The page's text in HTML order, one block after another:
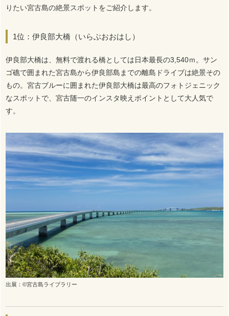
りたい宮古島の絶景スポットをご紹介します。
1位：伊良部大橋（いらぶおおはし）
伊良部大橋は、無料で渡れる橋としては日本最長の3,540ｍ。サン
ゴ礁で囲まれた宮古島から伊良部島までの離島ドライブは絶景その
もの。宮古ブルーに囲まれた伊良部大橋は最高のフォトジェニック
なスポットで、宮古随一のインスタ映えポイントとして大人気で
す。
出展：©宮古島ライブラリー